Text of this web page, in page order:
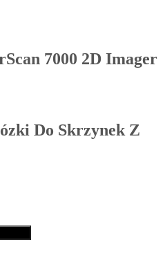
7000 2D Imager
Do Skrzynek Z